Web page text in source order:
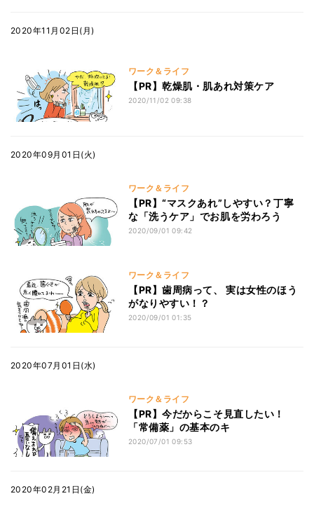
2020年11月02日(月)
ワーク＆ライフ
【PR】乾燥肌・肌あれ対策ケア
2020/11/02 09:38
2020年09月01日(火)
ワーク＆ライフ
【PR】“マスクあれ”しやすい？丁寧
な「洗うケア」でお肌を労わろう
2020/09/01 09:42
ワーク＆ライフ
【PR】歯周病って、 実は女性のほう
がなりやすい！？
2020/09/01 01:35
2020年07月01日(水)
ワーク＆ライフ
【PR】今だからこそ見直したい！
「常備薬」の基本のキ
2020/07/01 09:53
2020年02月21日(金)